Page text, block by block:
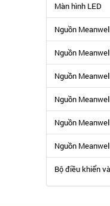
Màn hình LED
Nguồn
Nguồn
Nguồn
Nguồn
Nguồn
Nguồn
Bộ điều khiển